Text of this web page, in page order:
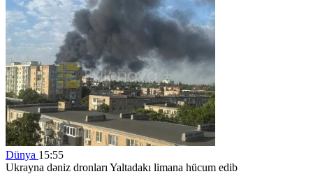
Dünya 15:55
Ukrayna dəniz dronları Yaltadakı limana hücum edib